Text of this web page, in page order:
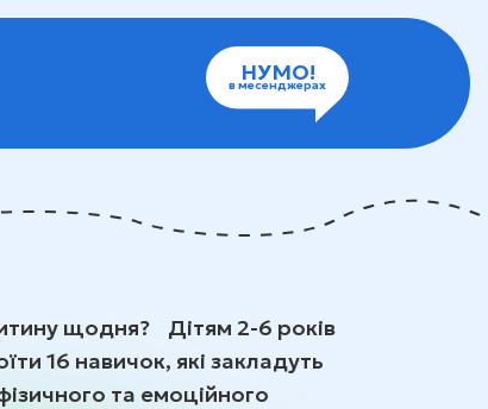
НУМО!
в месенджерах
щодня? Дітям 2-6 років
16 навичок, які закладуть
та емоційного